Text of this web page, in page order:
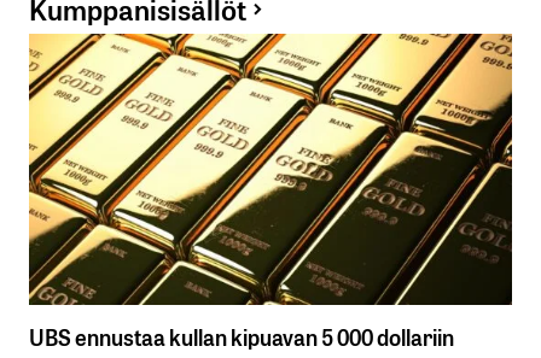
Kumppanisisällöt
UBS ennustaa kullan kipuavan 5 000 dollariin